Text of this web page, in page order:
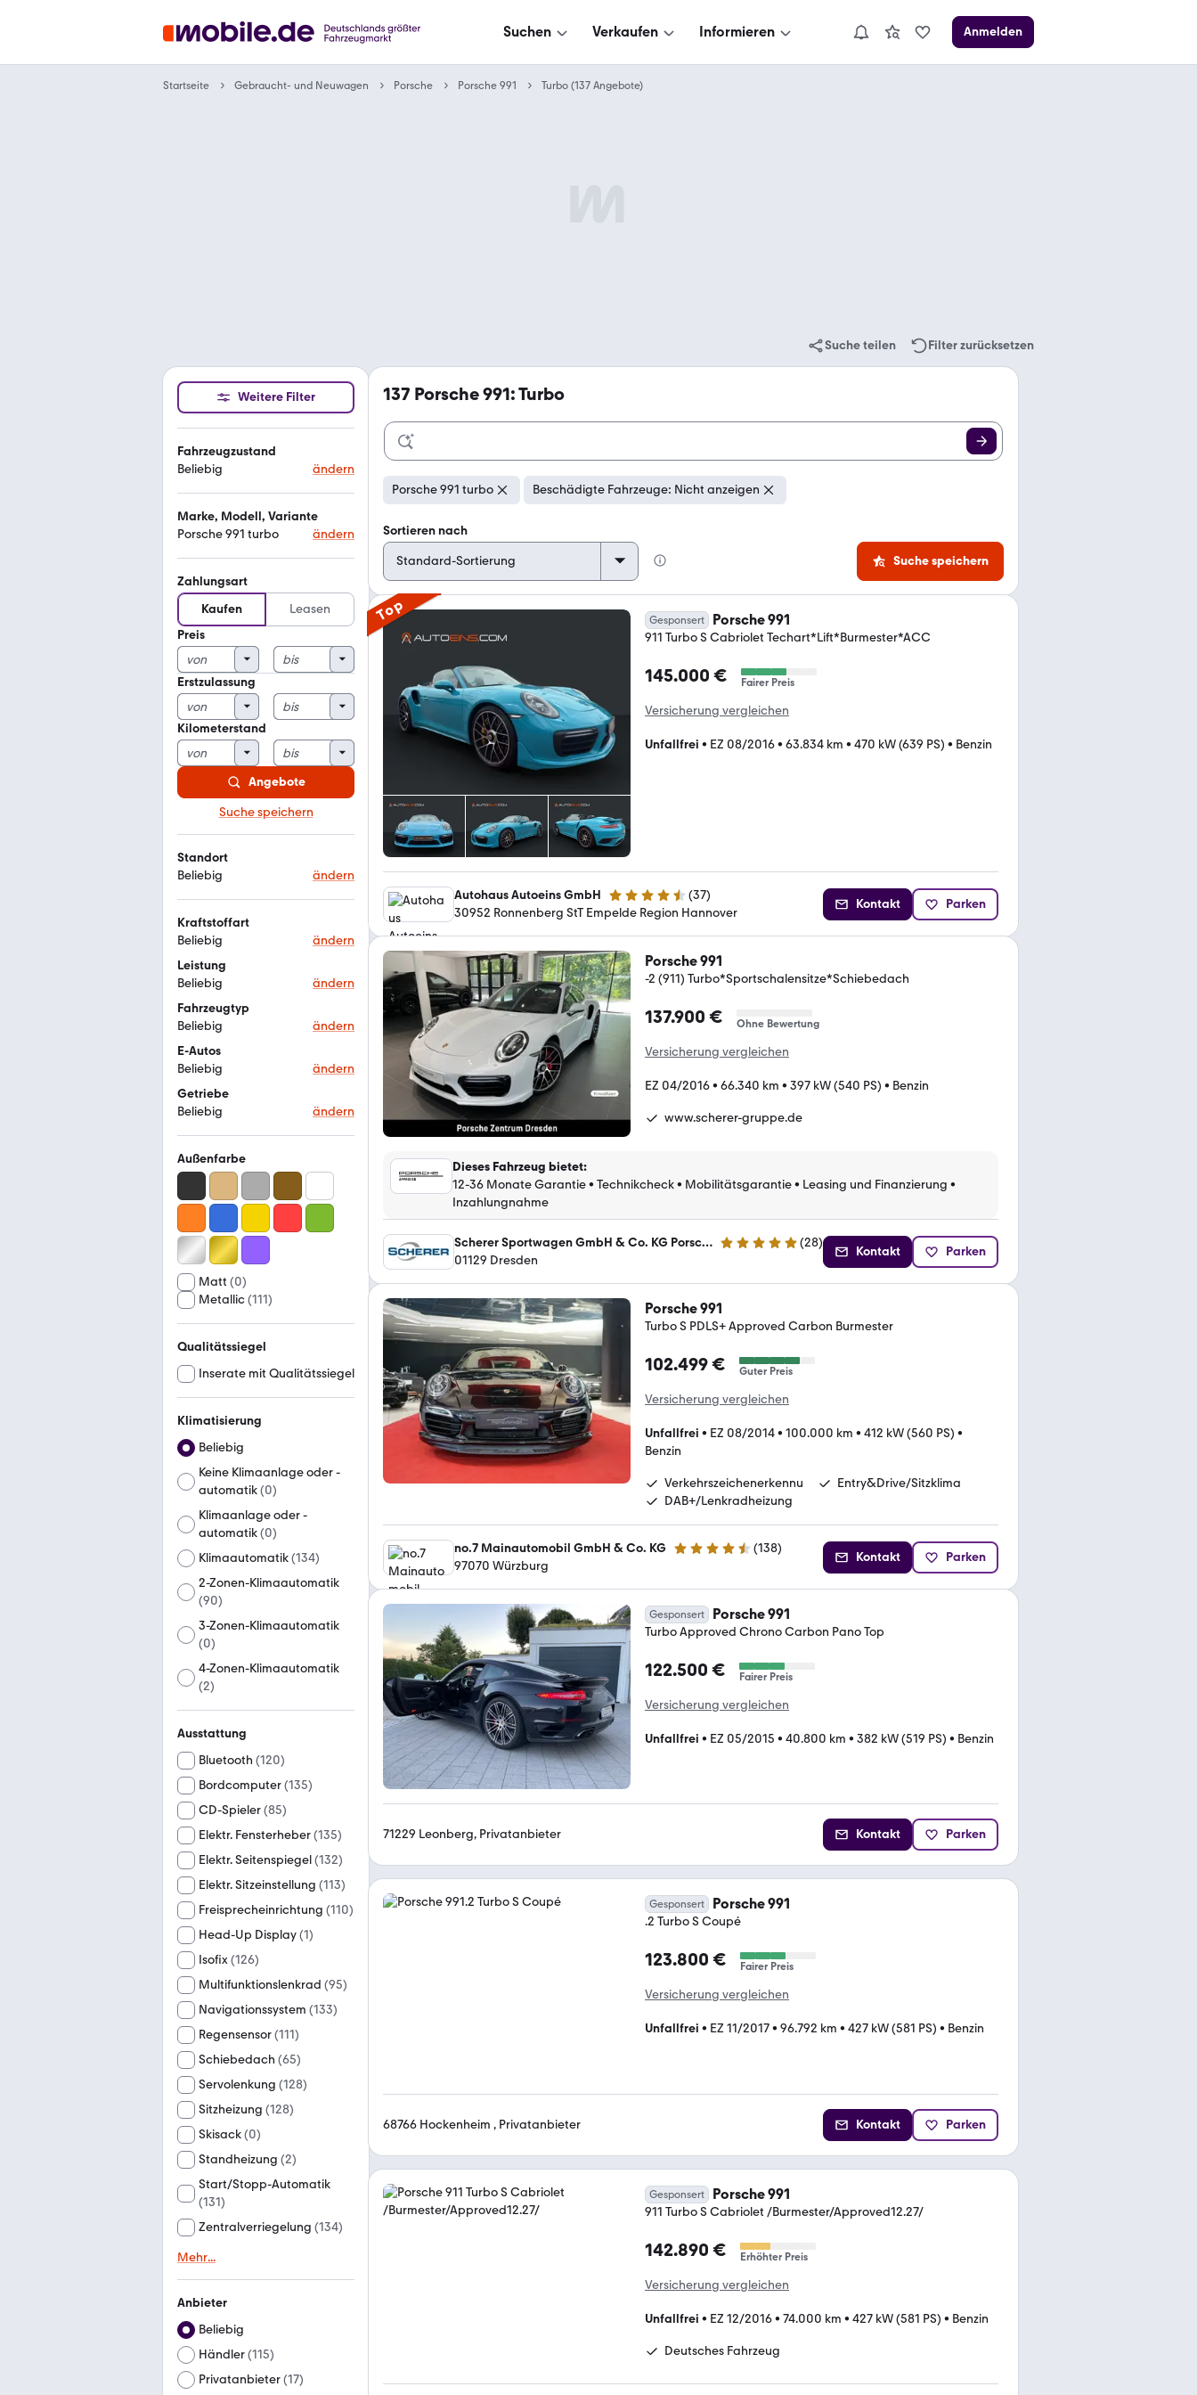
Suchen Verkaufen Informieren Anmelden
Startseite Gebraucht- und Neuwagen Porsche Porsche 991 Turbo (137 Angebote)
Suche teilen Filter zurücksetzen
Weitere Filter
Fahrzeugzustand
Beliebig
ändern
Marke, Modell, Variante
Porsche 991 turbo
ändern
Zahlungsart
Kaufen
Leasen
Preis
Erstzulassung
Kilometerstand
Angebote
Suche speichern
Standort
Beliebig
ändern
Kraftstoffart
Beliebig
ändern
Leistung
Beliebig
ändern
Fahrzeugtyp
Beliebig
ändern
E-Autos
Beliebig
ändern
Getriebe
Beliebig
ändern
Außenfarbe
Matt (0)
Metallic(111)
Qualitätssiegel
Inserate mit Qualitätssiegel
Klimatisierung
Beliebig
Keine Klimaanlage oder -
automatik(0)
Klimaanlage oder -
automatik(0)
Klimaautomatik(134)
2-Zonen-Klimaautomatik
(90)
3-Zonen-Klimaautomatik
(0)
4-Zonen-Klimaautomatik
(2)
Ausstattung
Bluetooth (120)
Bordcomputer(135)
CD-Spieler(85)
Elektr. Fensterheber(135)
Elektr. Seitenspiegel(132)
Elektr. Sitzeinstellung (113)
Freisprecheinrichtung (110)
Head-Up Display(1)
Isofix(126)
Multifunktionslenkrad (95)
Navigationssystem (133)
Regensensor(111)
Schiebedach (65)
Servolenkung (128)
Sitzheizung (128)
Skisack(0)
Standheizung (2)
Start/Stopp-Automatik
(131)
Zentralverriegelung (134)
Mehr...
Anbieter
Beliebig
Händler(115)
Privatanbieter(17)
137 Porsche 991: Turbo
Porsche 991 turbo Beschädigte Fahrzeuge: Nicht anzeigen
Sortieren nach
Suche speichern
Top Gesponsert Porsche 991
911 Turbo S Cabriolet Techart*Lift*Burmester*ACC
145.000 € Fairer Preis
Versicherung vergleichen
Unfallfrei • EZ 08/2016• 63.834 km • 470 kW (639 PS) • Benzin
Autohaus Autoeins GmbH 4.7 Sterne (37)
30952 Ronnenberg StT Empelde Region Hannover
Kontakt Parken
Porsche 991
-2 (911) Turbo*Sportschalensitze*Schiebedach
137.900 € Ohne Bewertung
Versicherung vergleichen
EZ 04/2016• 66.340 km • 397 kW (540 PS) • Benzin
www.scherer-gruppe.de
Dieses Fahrzeug bietet:
12-36 Monate Garantie• Technikcheck• Mobilitätsgarantie• Leasing und Finanzierung •
Inzahlungnahme
Scherer Sportwagen GmbH & Co. KG Porsche Zentrum Dresden 4.8 Sterne (28)
01129 Dresden
Kontakt Parken
Porsche 991
Turbo S PDLS+ Approved Carbon Burmester
102.499 € Guter Preis
Versicherung vergleichen
Unfallfrei • EZ 08/2014• 100.000 km • 412 kW (560 PS) •
Benzin
Verkehrszeichenerkennu
Entry&Drive/Sitzklima
DAB+/Lenkradheizung
no.7 Mainautomobil GmbH & Co. KG 4.6 Sterne (138)
97070 Würzburg
Kontakt Parken
Gesponsert Porsche 991
Turbo Approved Chrono Carbon Pano Top
122.500 € Fairer Preis
Versicherung vergleichen
Unfallfrei • EZ 05/2015 • 40.800 km • 382 kW (519 PS) • Benzin
71229 Leonberg, Privatanbieter Kontakt Parken
Gesponsert Porsche 991
.2 Turbo S Coupé
123.800 € Fairer Preis
Versicherung vergleichen
Unfallfrei • EZ 11/2017• 96.792 km • 427 kW (581 PS) • Benzin
68766 Hockenheim , Privatanbieter Kontakt Parken
Gesponsert Porsche 991
911 Turbo S Cabriolet /Burmester/Approved12.27/
142.890 € Erhöhter Preis
Versicherung vergleichen
Unfallfrei • EZ 12/2016• 74.000 km • 427 kW (581 PS) • Benzin
Deutsches Fahrzeug